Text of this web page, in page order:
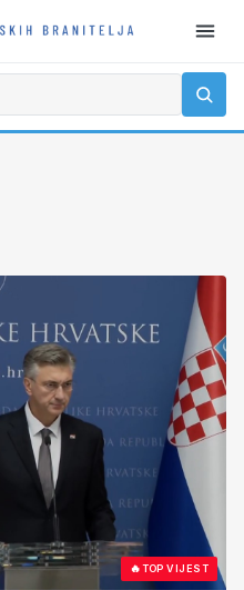
🔥TOP VIJEST